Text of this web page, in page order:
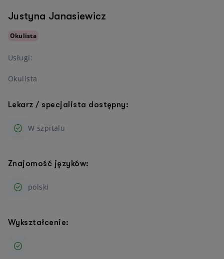
Justyna Janasiewicz
Okulista
Usługi:
Okulista
Lekarz / specjalista dostępny:
W szpitalu
Znajomość języków:
polski
Wykształcenie: